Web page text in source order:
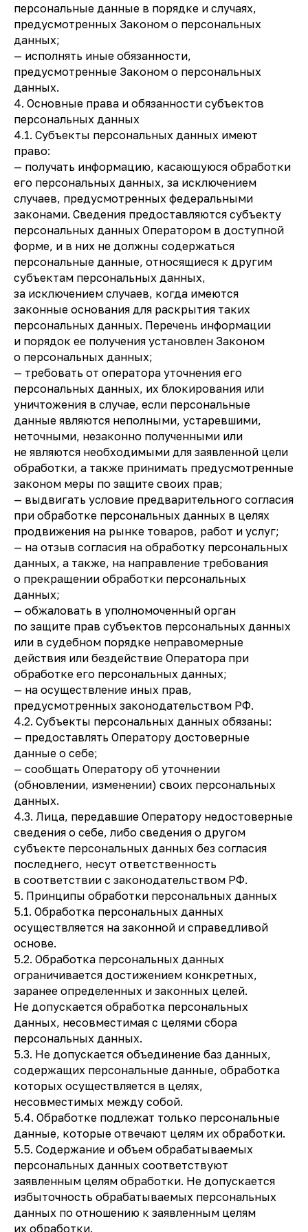
персональные данные в порядке и случаях,
предусмотренных Законом о персональных
данных;
— исполнять иные обязанности,
предусмотренные Законом о персональных
данных.
4. Основные права и обязанности субъектов
персональных данных
4.1. Субъекты персональных данных имеют
право:
— получать информацию, касающуюся обработки
его персональных данных, за исключением
случаев, предусмотренных федеральными
законами. Сведения предоставляются субъекту
персональных данных Оператором в доступной
форме, и в них не должны содержаться
персональные данные, относящиеся к другим
субъектам персональных данных,
за исключением случаев, когда имеются
законные основания для раскрытия таких
персональных данных. Перечень информации
и порядок ее получения установлен Законом
о персональных данных;
— требовать от оператора уточнения его
персональных данных, их блокирования или
уничтожения в случае, если персональные
данные являются неполными, устаревшими,
неточными, незаконно полученными или
не являются необходимыми для заявленной цели
обработки, а также принимать предусмотренные
законом меры по защите своих прав;
— выдвигать условие предварительного согласия
при обработке персональных данных в целях
продвижения на рынке товаров, работ и услуг;
— на отзыв согласия на обработку персональных
данных, а также, на направление требования
о прекращении обработки персональных
данных;
— обжаловать в уполномоченный орган
по защите прав субъектов персональных данных
или в судебном порядке неправомерные
действия или бездействие Оператора при
обработке его персональных данных;
— на осуществление иных прав,
предусмотренных законодательством РФ.
4.2. Субъекты персональных данных обязаны:
— предоставлять Оператору достоверные
данные о себе;
— сообщать Оператору об уточнении
(обновлении, изменении) своих персональных
данных.
4.3. Лица, передавшие Оператору недостоверные
сведения о себе, либо сведения о другом
субъекте персональных данных без согласия
последнего, несут ответственность
в соответствии с законодательством РФ.
5. Принципы обработки персональных данных
5.1. Обработка персональных данных
осуществляется на законной и справедливой
основе.
5.2. Обработка персональных данных
ограничивается достижением конкретных,
заранее определенных и законных целей.
Не допускается обработка персональных
данных, несовместимая с целями сбора
персональных данных.
5.3. Не допускается объединение баз данных,
содержащих персональные данные, обработка
которых осуществляется в целях,
несовместимых между собой.
5.4. Обработке подлежат только персональные
данные, которые отвечают целям их обработки.
5.5. Содержание и объем обрабатываемых
персональных данных соответствуют
заявленным целям обработки. Не допускается
избыточность обрабатываемых персональных
данных по отношению к заявленным целям
их обработки.